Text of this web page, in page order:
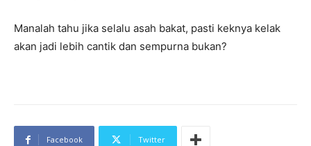
Manalah tahu jika selalu asah bakat, pasti keknya kelak
akan jadi lebih cantik dan sempurna bukan?
Facebook Twitter